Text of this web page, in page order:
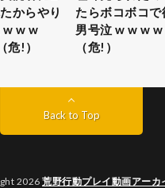
からやり
w w w
危!）
たらボコボコ
男号泣 w w w w
（危!）
Back to Top
2026 荒野行動プレイ動画アーカ